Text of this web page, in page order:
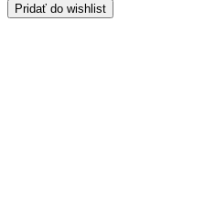
Pridať do wishlist